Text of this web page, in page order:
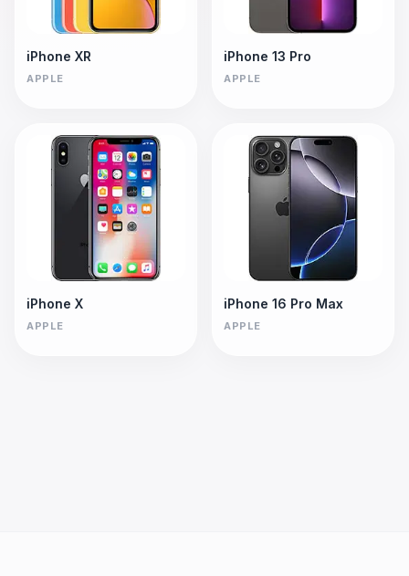
iPhone XR
APPLE
iPhone 13 Pro
APPLE
iPhone X
APPLE
iPhone 16 Pro Max
APPLE